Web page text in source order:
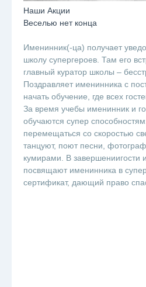
Наши Акции
Веселью нет конца
Именинник(-ца) получает
школу супергероев. Там его
главный куратор школы –
Поздравляет именинника с
начать обучение, где всех
За время учебы именинник и
обучаются супер
перемещаться со скоростью
танцуют, поют песни,
кумирами. В завершениигости
посвящают именинника в
сертификат, дающий право